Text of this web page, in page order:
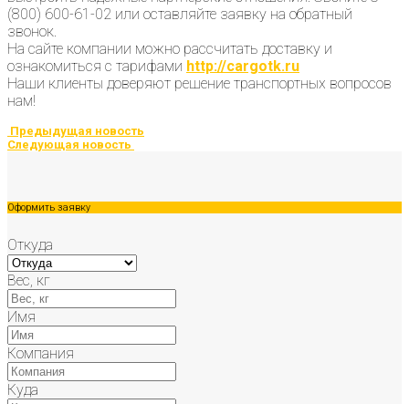
(800) 600-61-02 или оставляйте заявку на обратный
звонок.
На сайте компании можно рассчитать доставку и
ознакомиться с тарифами http://cargotk.ru
Наши клиенты доверяют решение транспортных вопросов
нам!
Предыдущая новость
Следующая новость
Оформить заявку
Откуда
Вес, кг
Имя
Компания
Куда